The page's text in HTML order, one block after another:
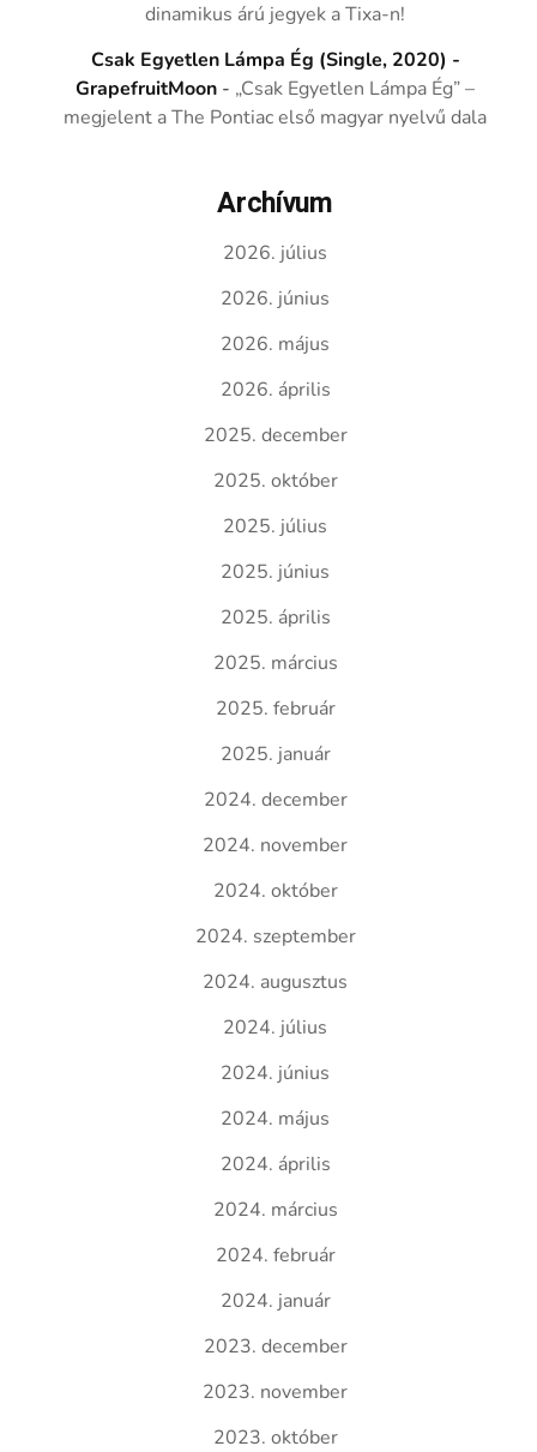
dinamikus árú jegyek a Tixa-n!
Csak Egyetlen Lámpa Ég (Single, 2020) -
GrapefruitMoon - „Csak Egyetlen Lámpa Ég” –
megjelent a The Pontiac első magyar nyelvű dala
Archívum
2026. július
2026. június
2026. május
2026. április
2025. december
2025. október
2025. július
2025. június
2025. április
2025. március
2025. február
2025. január
2024. december
2024. november
2024. október
2024. szeptember
2024. augusztus
2024. július
2024. június
2024. május
2024. április
2024. március
2024. február
2024. január
2023. december
2023. november
2023. október